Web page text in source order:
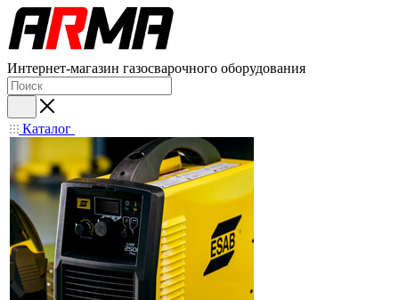
Интернет-магазин газосварочного оборудования
Каталог